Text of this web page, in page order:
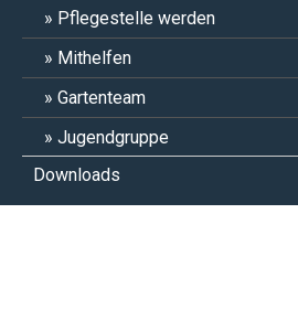
Pflegestelle werden
Mithelfen
Gartenteam
Jugendgruppe
Downloads